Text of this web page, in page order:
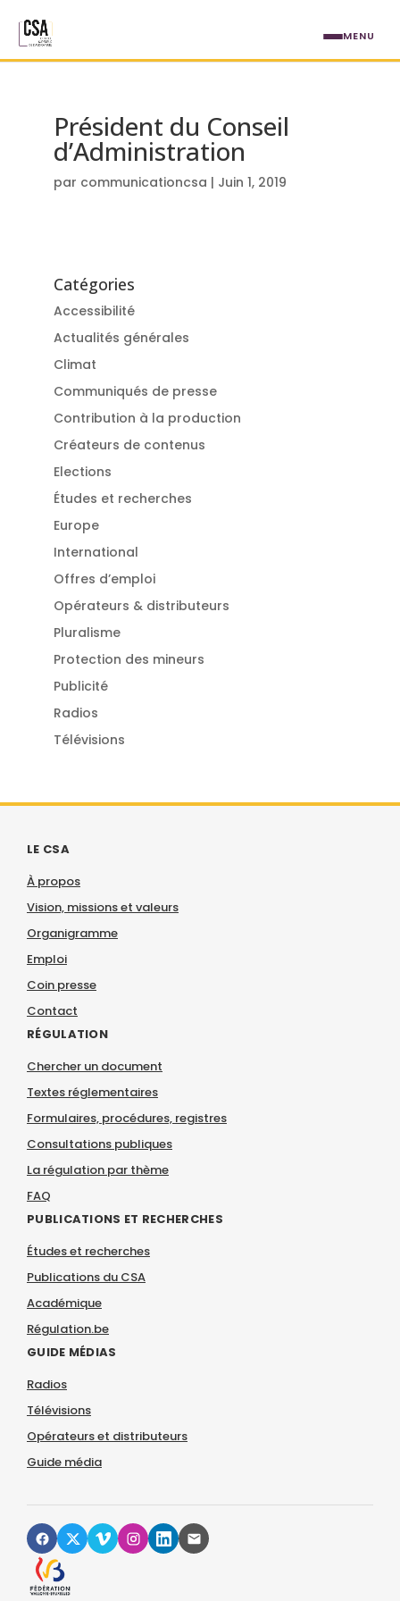
Président du Conseil
d’Administration
par communicationcsa | Juin 1, 2019
Catégories
Accessibilité
Actualités générales
Climat
Communiqués de presse
Contribution à la production
Créateurs de contenus
Elections
Études et recherches
Europe
International
Offres d’emploi
Opérateurs & distributeurs
Pluralisme
Protection des mineurs
Publicité
Radios
Télévisions
LE CSA
À propos
Vision, missions et valeurs
Organigramme
Emploi
Coin presse
Contact
RÉGULATION
Chercher un document
Textes réglementaires
Formulaires, procédures, registres
Consultations publiques
La régulation par thème
FAQ
PUBLICATIONS ET RECHERCHES
Études et recherches
Publications du CSA
Académique
Régulation.be
GUIDE MÉDIAS
Radios
Télévisions
Opérateurs et distributeurs
Guide média
MENU